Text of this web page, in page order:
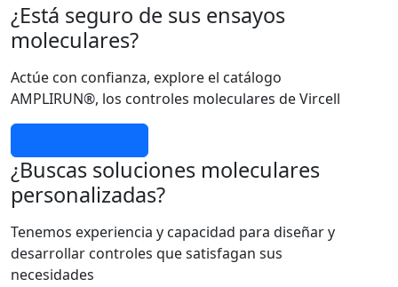
¿Está seguro de sus ensayos
moleculares?
Actúe con confianza, explore el catálogo
AMPLIRUN®, los controles moleculares de Vircell
¿Buscas soluciones moleculares
personalizadas?
Tenemos experiencia y capacidad para diseñar y
desarrollar controles que satisfagan sus
necesidades